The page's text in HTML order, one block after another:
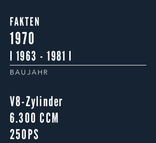
FAKTEN
I1963 - 1981 I
BAUJAHR
V8-Zylinder
6.300 CCM
250PS
1970